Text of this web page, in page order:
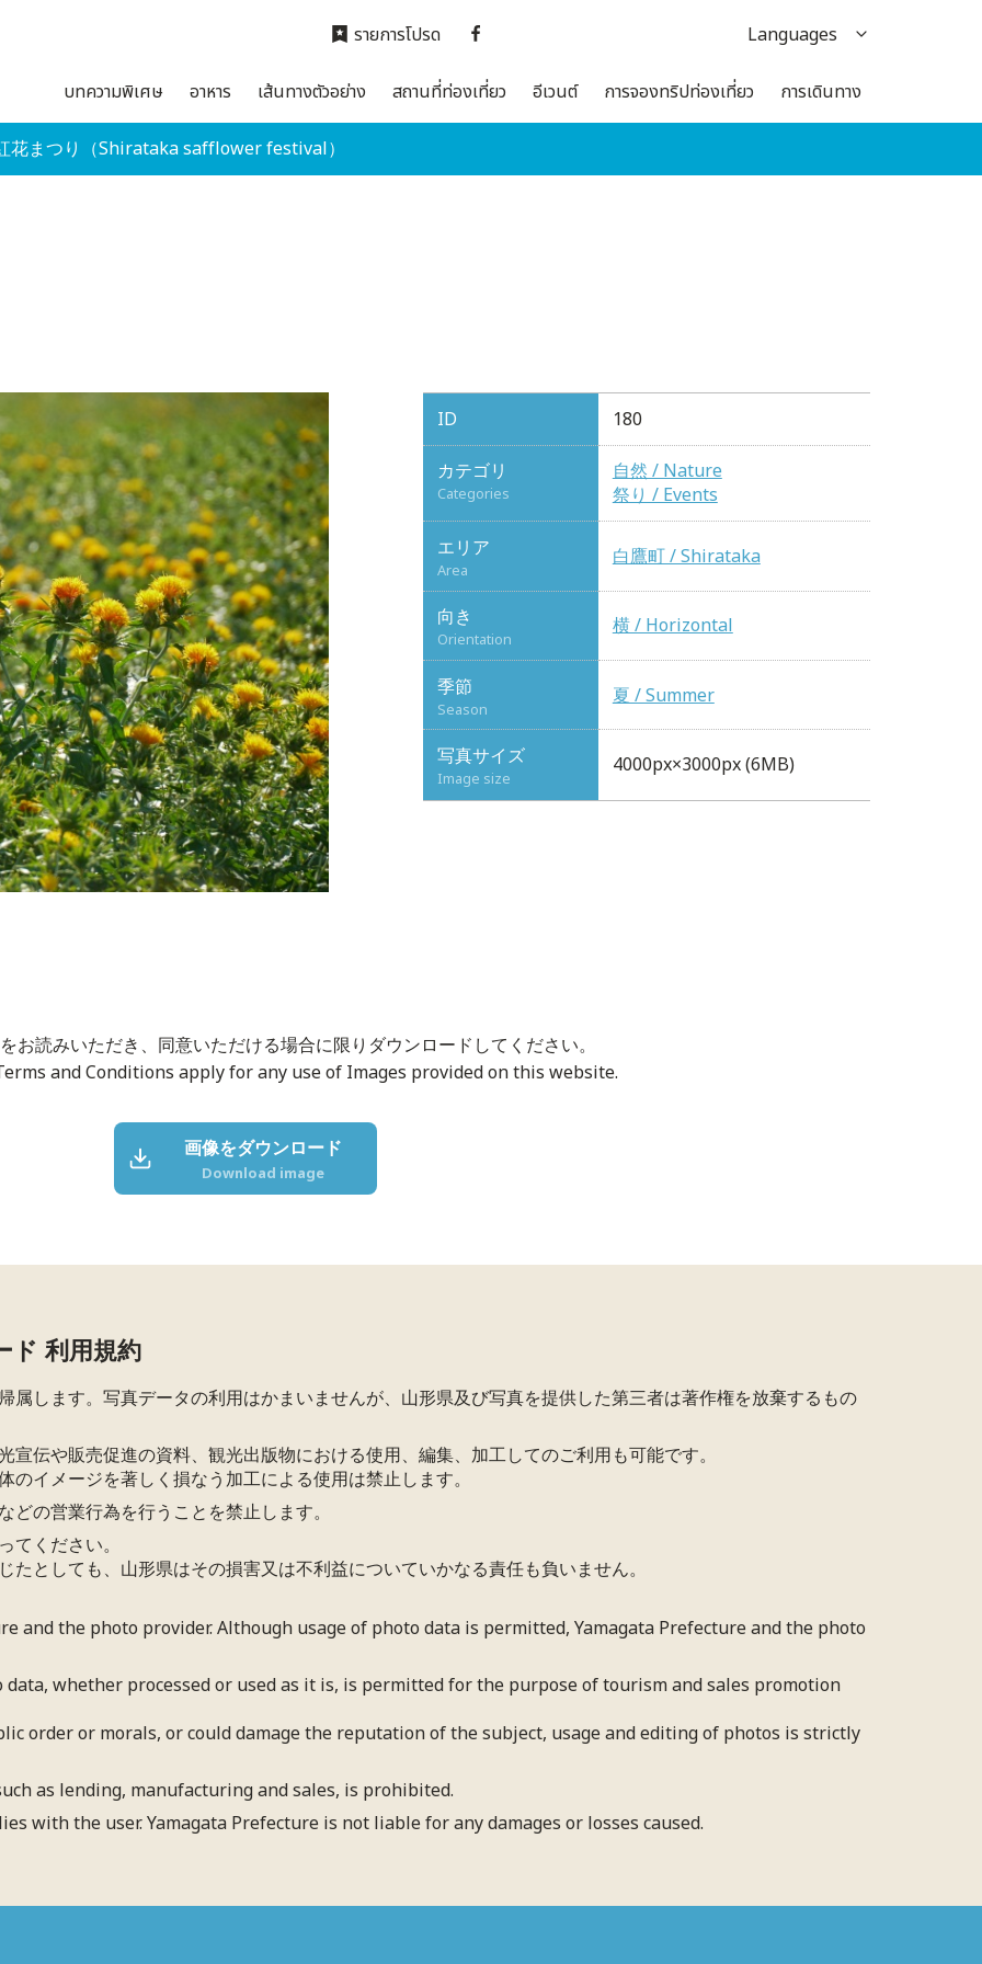
บทความพิเศษ อาหาร เส้นทางตัวอย่าง สถานที่ท่องเที่ยว อีเวนต์ การจองทริปท่องเที่ยว การเดินทาง
รายการโปรด
Languages
日本語
花まつり（Shirataka safflower festival）
ID
180
カテゴリ
Categories
自然 / Nature
祭り / Events
エリア
Area
白鷹町 / Shirataka
向き
Orientation
横 / Horizontal
季節
Season
夏 / Summer
写真サイズ
Image size
4000px×3000px (6MB)
お読みいただき、同意いただける場合に限りダウンロードしてください。
and Conditions apply for any use of Images provided on this website.
画像をダウンロード
Download image
ド 利用規約
属します。写真データの利用はかまいませんが、山形県及び写真を提供した第三者は著作権を放棄するもの
伝や販売促進の資料、観光出版物における使用、編集、加工してのご利用も可能です。
イメージを著しく損なう加工による使用は禁止します。
の営業行為を行うことを禁止します。
ください。
としても、山形県はその損害又は不利益についていかなる責任も負いません。
and the photo provider. Although usage of photo data is permitted, Yamagata Prefecture and the photo
whether processed or used as it is, is permitted for the purpose of tourism and sales promotion
order or morals, or could damage the reputation of the subject, usage and editing of photos is strictly
as lending, manufacturing and sales, is prohibited.
with the user. Yamagata Prefecture is not liable for any damages or losses caused.